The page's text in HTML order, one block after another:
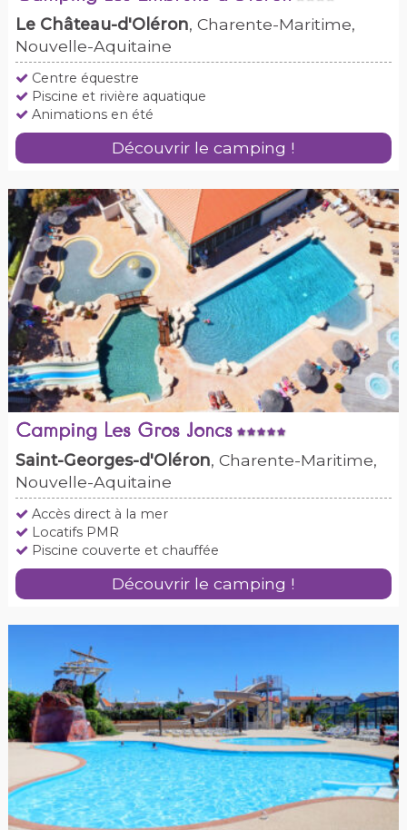
Le Château-d'Oléron, Charente-Maritime,
Nouvelle-Aquitaine
Centre équestre
Piscine et rivière aquatique
Animations en été
Découvrir le camping !
Camping Les Gros Joncs
Saint-Georges-d'Oléron, Charente-Maritime,
Nouvelle-Aquitaine
Accès direct à la mer
Locatifs PMR
Piscine couverte et chauffée
Découvrir le camping !